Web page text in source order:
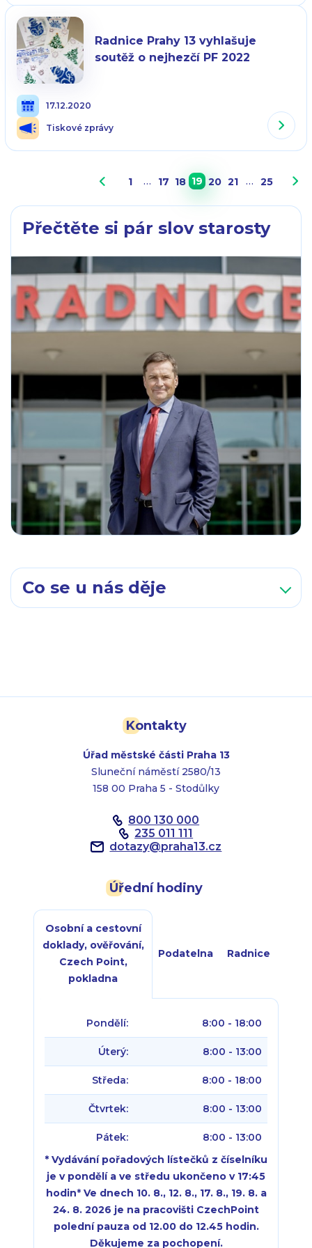
Radnice Prahy 13 vyhlašuje
soutěž o nejhezčí PF 2022
17.12.2020
Tiskové zprávy
1 … 17 18 19 20 21 … 25
Přečtěte si pár slov starosty
Co se u nás děje
Kontakty
Úřad městské části Praha 13
Sluneční náměstí 2580/13
158 00 Praha 5 - Stodůlky
800 130 000
235 011 111
dotazy@praha13.cz
Úřední hodiny
Osobní a cestovní
doklady, ověřování,
Czech Point,
pokladna
Podatelna Radnice
Pondělí: 8:00 - 18:00
Úterý: 8:00 - 13:00
Středa: 8:00 - 18:00
Čtvrtek: 8:00 - 13:00
Pátek:
8:00 - 13:00
* Vydávání pořadových lístečků z číselníku
je v pondělí a ve středu ukončeno v 17:45
hodin* Ve dnech 10. 8., 12. 8., 17. 8., 19. 8. a
24. 8. 2026 je na pracovišti CzechPoint
polední pauza od 12.00 do 12.45 hodin.
Děkujeme za pochopení.